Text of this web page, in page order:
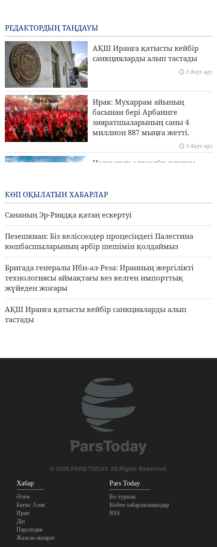
1 day ago
Пезешкиан: Біз келіссөздер процесіндегі Палестина
көшбасшыларының әрбір шешімін қолдаймыз
Сананың Эр-Риядқа қатаң ескертуі
Ормуз бұғазы үстінде MQ9 дроны жойылды
Иран Сыртқы істер министрлігі: Біз Иранды заңды
түрде қорғау үшін барлық құралдарды пайдаланамыз
РЕДАКТОРДЫҢ ТАҢДАУЫ
АҚШ Иранға қатысты кейбір
санкцияларды алып тастады
2 days ago
Ирак: Мухаррам айының
басынан бері Арбаинге
зияратшыларының саны 4
миллион 887 мыңға жетті.
3 days ago
Исламдық елдердің сыртқы
әрекеттеріне қарсы тұру үшін
бас қосады
КӨП ОҚЫЛАТЫН ХАБАРЛАР
Сананың Эр-Риядқа қатаң ескертуі
Пезешкиан: Біз келіссөздер процесіндегі Палестина
көшбасшыларының әрбір шешімін қолдаймыз
Бригада генералы Ибн-әл-Реза: Иранның жергілікті
технологиясы аймақтағы кез келген импорттық
жүйеден жоғары
АҚШ Иранға қатысты кейбір санкцияларды алып
тастады
© 2026 PARS TODAY. All Rights Reserved.
Хабар
Әлем
Батыс Азия
Иран
Дін
Парспедия
Жалған ақпарат
Pars Today
Біз туралы
Бізбен хабарласыңыздар
RSS